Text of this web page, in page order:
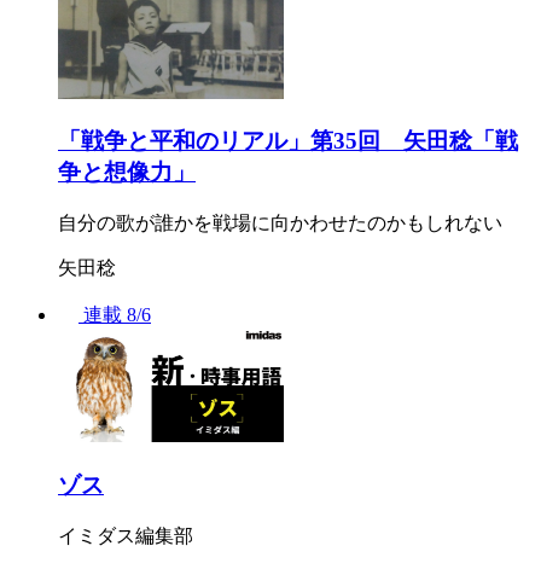
「戦争と平和のリアル」第35回 矢田稔「戦
争と想像力」
自分の歌が誰かを戦場に向かわせたのかもしれない
矢田稔
連載 8/6
ゾス
イミダス編集部